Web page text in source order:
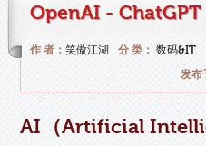
OpenAI -
作 者：笑傲江湖 分 类： 数码&IT
发布
AI（Artificial